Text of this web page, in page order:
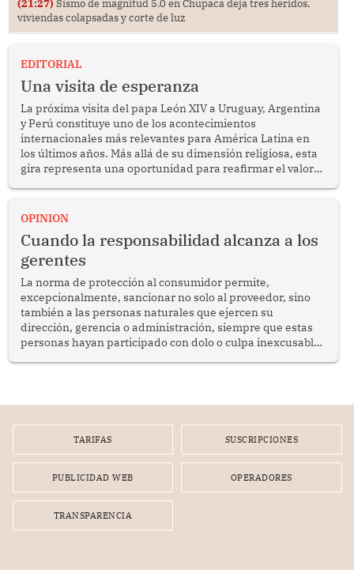
(21:27) Sismo de magnitud 5.0 en Chupaca deja tres heridos,
viviendas colapsadas y corte de luz
EDITORIAL
Una visita de esperanza
La próxima visita del papa León XIV a Uruguay, Argentina
y Perú constituye uno de los acontecimientos
internacionales más relevantes para América Latina en
los últimos años. Más allá de su dimensión religiosa, esta
gira representa una oportunidad para reafirmar el valor
enfrenta desafíos en materia de desarrollo, cohesión
OPINION
Cuando la responsabilidad alcanza a los
gerentes
La norma de protección al consumidor permite,
excepcionalmente, sancionar no solo al proveedor, sino
también a las personas naturales que ejercen su
dirección, gerencia o administración, siempre que estas
personas hayan participado con dolo o culpa inexcusable
por la frustrada realización de un meet and greet con
TARIFAS SUSCRIPCIONES
PUBLICIDAD WEB OPERADORES
TRANSPARENCIA